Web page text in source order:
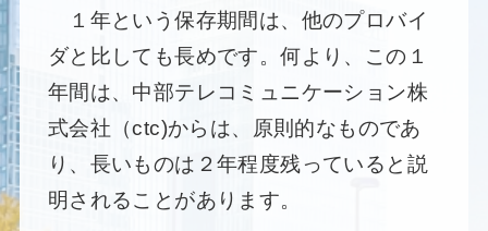
１年という保存期間は、他のプロバイ
ダと比しても長めです。何より、この１
年間は、中部テレコミュニケーション株
式会社（ctc)からは、原則的なものであ
り、長いものは２年程度残っていると説
明されることがあります。